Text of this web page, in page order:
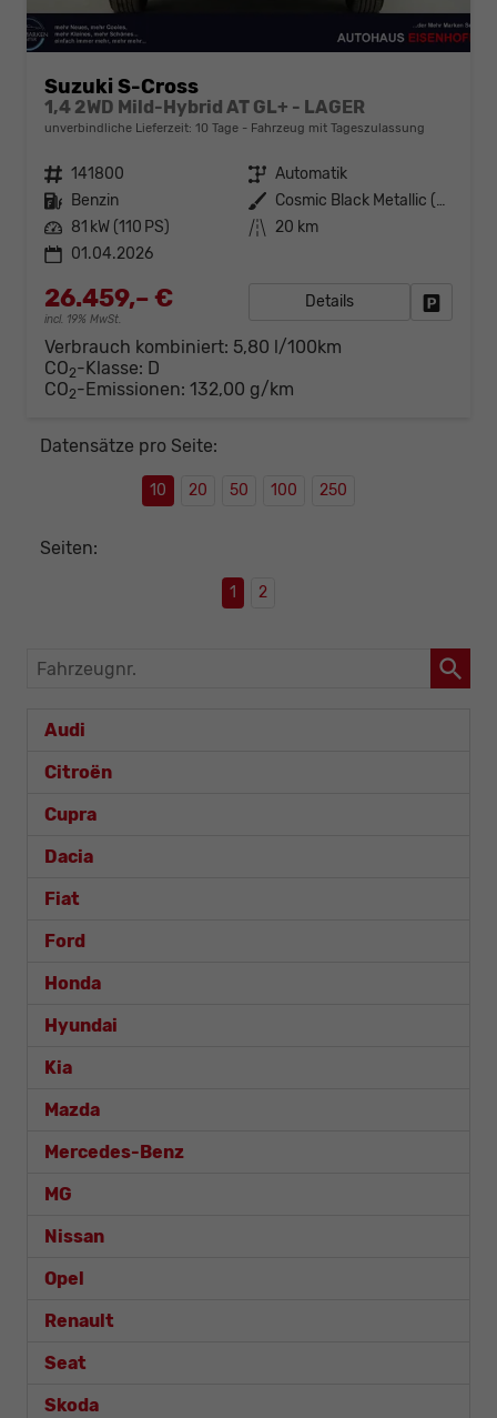
Suzuki S-Cross
1,4 2WD Mild-Hybrid AT GL+ - LAGER
unverbindliche Lieferzeit: 10 Tage Fahrzeug mit Tageszulassung
Fahrzeugnr. 141800 Getriebe Automatik
Kraftstoff Benzin Außenfarbe
Cosmic Black Metallic (ZCE)
Leistung 81 kW (110 PS) Kilometerstand 20 km
01.04.2026
26.459,– €
incl. 19% MwSt.
Details
Verbrauch kombiniert: 5,80 l/100km
CO2-Klasse: D
CO2-Emissionen: 132,00 g/km
Datensätze pro Seite:
10 20 50 100 250
Seiten:
1 2
Fahrzeugnr.
Audi
Citroën
Cupra
Dacia
Fiat
Ford
Honda
Hyundai
Kia
Mazda
Mercedes-Benz
MG
Nissan
Opel
Renault
Seat
Skoda